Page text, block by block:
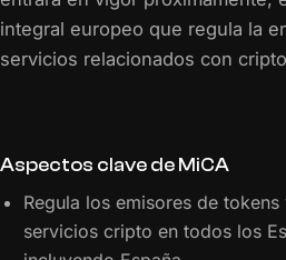
integral europeo que regula la
servicios relacionados con
Aspectos clave de MiCA
Regula los emisores de
servicios cripto en todos los